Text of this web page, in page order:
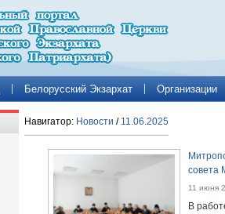
Белорусский Экзархат Организации
Навигатор: Новости / 11.06.2025
совета
11 июня
В